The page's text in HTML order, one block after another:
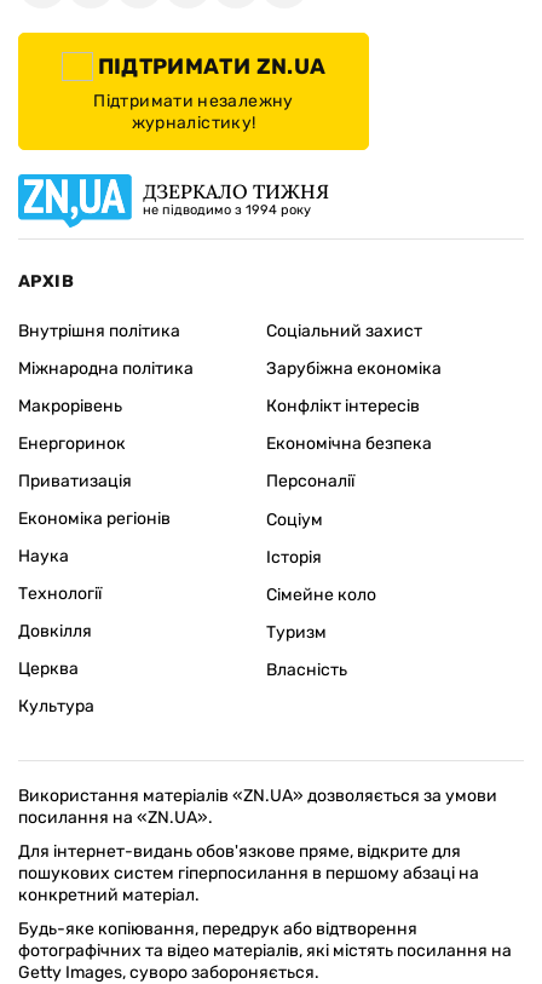
ПІДТРИМАТИ ZN.UA
Підтримати незалежну
журналістику!
ДЗЕРКАЛО ТИЖНЯ
не підводимо з 1994 року
АРХІВ
Внутрішня політика
Міжнародна політика
Макрорівень
Енергоринок
Приватизація
Економіка регіонів
Соціальний захист
Зарубіжна економіка
Конфлікт інтересів
Економічна безпека
Персоналії
Наука
Технології
Довкілля
Церква
Культура
Соціум
Історія
Сімейне коло
Туризм
Власність
Використання матеріалів «ZN.UA» дозволяється за умови
посилання на «ZN.UA».
Для інтернет-видань обов'язкове пряме, відкрите для
пошукових систем гіперпосилання в першому абзаці на
конкретний матеріал.
Будь-яке копіювання, передрук або відтворення
фотографічних та відео матеріалів, які містять посилання на
Getty Images, суворо забороняється.